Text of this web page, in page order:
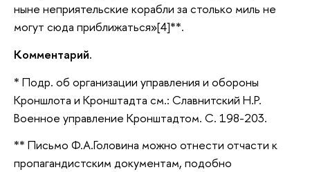
ныне неприятельские корабли за столько миль не
могут сюда приближаться»[4]**.
Комментарий.
* Подр. об организации управления и обороны
Кроншлота и Кронштадта см.: Славнитский Н.Р.
Военное управление Кронштадтом. С. 198-203.
** Письмо Ф.А.Головина можно отнести отчасти к
пропагандистским документам, подобно